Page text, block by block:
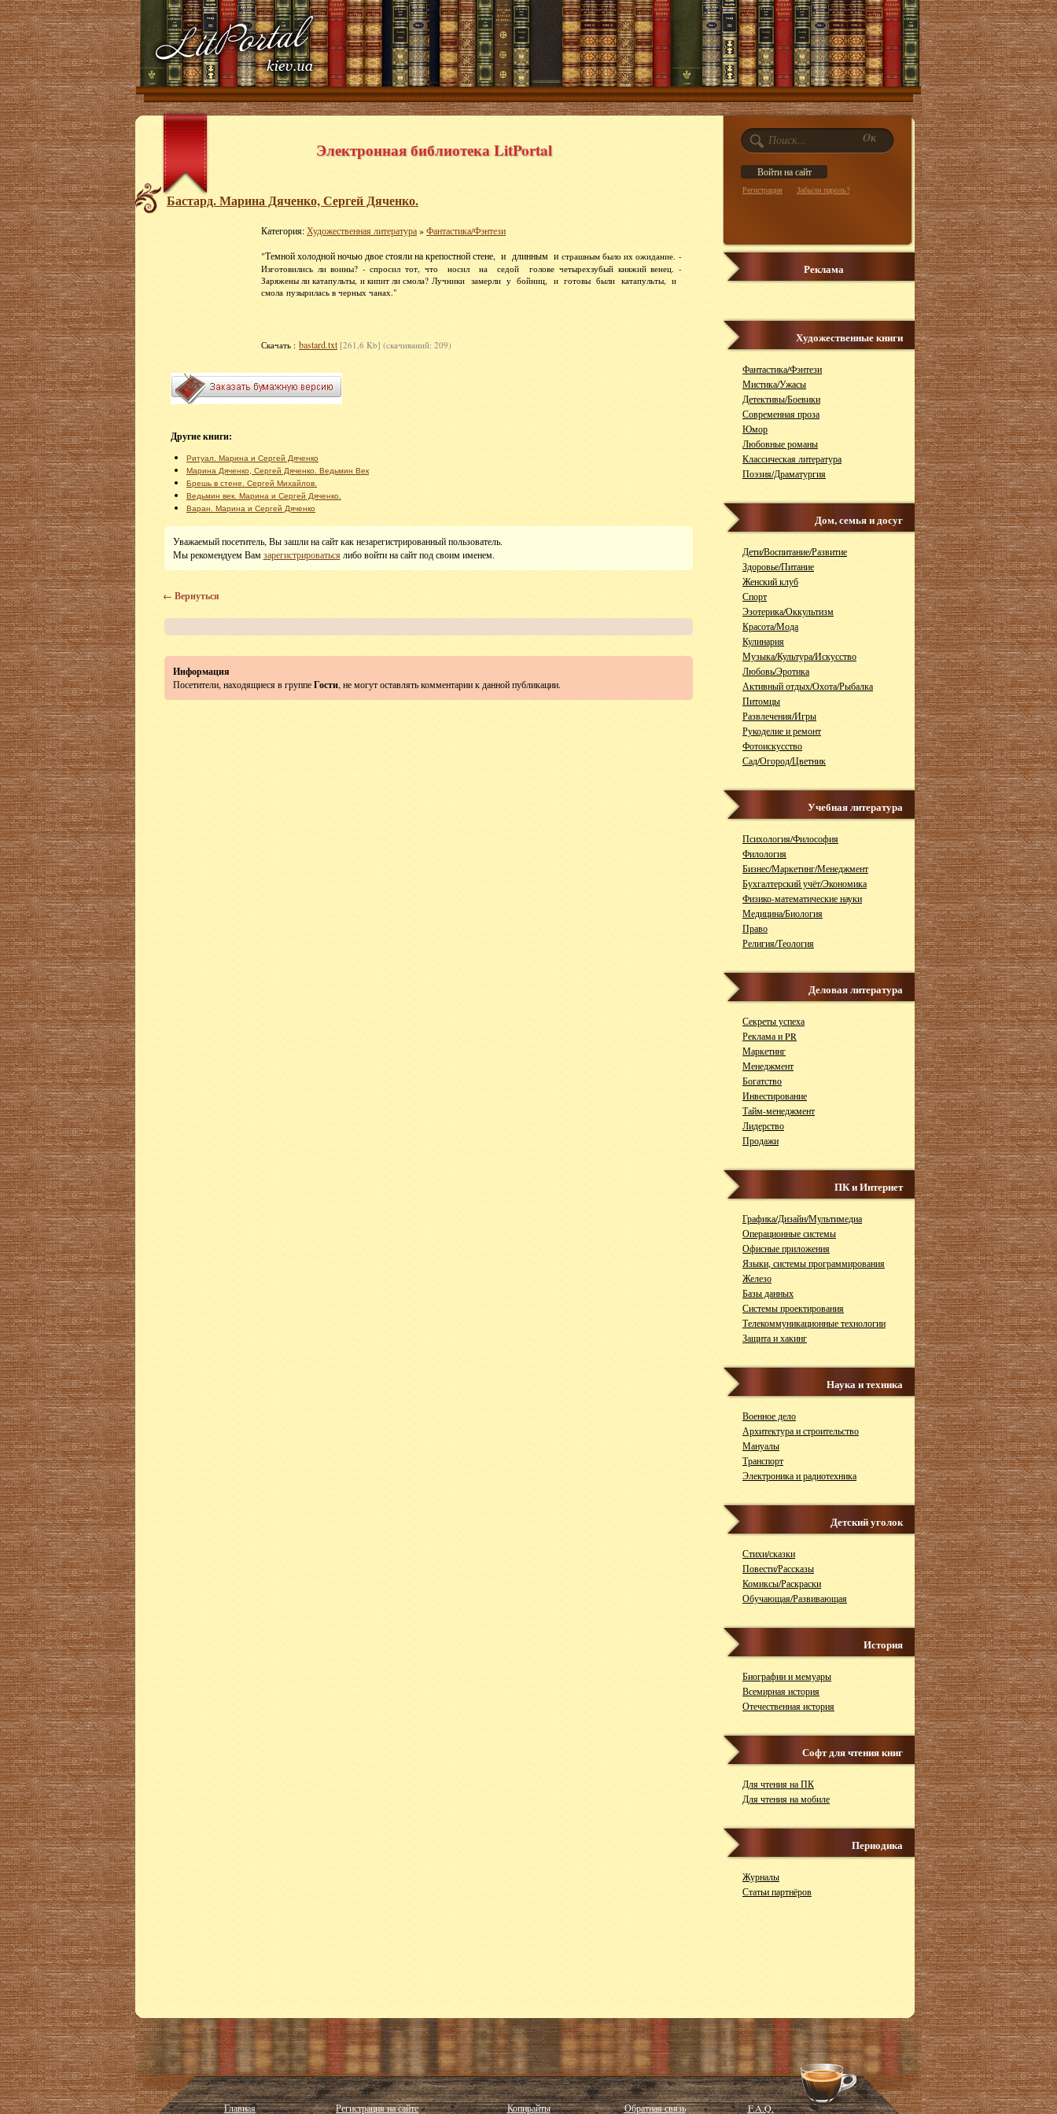
Электронная библиотека LitPortal
Бастард. Марина Дяченко, Сергей Дяченко.
Категория:Художественная литература»Фантастика/Фэнтези
"Темной холодной ночью двое стояли на крепостной стене, и длинным истрашным было их ожидание.-
Изготовились ли воины? - спросил тот, что носил на седой головечетырехзубый княжий венец. -
Заряжены ли катапульты, и кипит ли смола?Лучники замерли у бойниц, и готовы были катапульты, и
смолапузырилась в черных чанах."
Скачать :bastard.txt [261,6 Kb] (cкачиваний: 209)
Другие книги:
Ритуал. Марина и Сергей Дяченко
Марина Дяченко, Сергей Дяченко. Ведьмин Век
Брешь в стене. Сергей Михайлов.
Ведьмин век. Марина и Сергей Дяченко.
Варан. Марина и Сергей Дяченко
Уважаемый посетитель, Вы зашли на сайт как незарегистрированный пользователь.
Мы рекомендуем Вамзарегистрироваться либо войти на сайт под своим именем.
← Вернуться
Информация
Посетители, находящиеся в группеГости, не могут оставлять комментарии к данной публикации.
Регистрация Забыли пароль?
Реклама
Художественные книги
Фантастика/Фэнтези
Мистика/Ужасы
Детективы/Боевики
Современная проза
Юмор
Любовные романы
Классическая литература
Поэзия/Драматургия
Дом, семья и досуг
Дети/Воспитание/Развитие
Здоровье/Питание
Женский клуб
Спорт
Эзотерика/Оккультизм
Красота/Мода
Кулинария
Музыка/Культура/Искусство
Любовь/Эротика
Активный отдых/Охота/Рыбалка
Питомцы
Развлечения/Игры
Рукоделие и ремонт
Фотоискусство
Сад/Огород/Цветник
Учебная литература
Психология/Философия
Филология
Бизнес/Маркетинг/Менеджмент
Бухгалтерский учёт/Экономика
Физико-математические науки
Медицина/Биология
Право
Религия/Теология
Деловая литература
Секреты успеха
Реклама и PR
Маркетинг
Менеджмент
Богатство
Инвестирование
Тайм-менеджмент
Лидерство
Продажи
ПК и Интернет
Графика/Дизайн/Мультимедиа
Операционные системы
Офисные приложения
Языки, системы программирования
Железо
Базы данных
Системы проектирования
Телекоммуникационные технологии
Защита и хакинг
Наука и техника
Военное дело
Архитектура и строительство
Мануалы
Транспорт
Электроника и радиотехника
Детский уголок
Стихи/сказки
Повести/Рассказы
Комиксы/Раскраски
Обучающая/Развивающая
История
Биографии и мемуары
Всемирная история
Отечественная история
Софт для чтения книг
Для чтения на ПК
Для чтения на мобиле
Периодика
Журналы
Статьи партнёров
Главная Регистрация на сайте Копирайты Обратная связь F.A.Q.